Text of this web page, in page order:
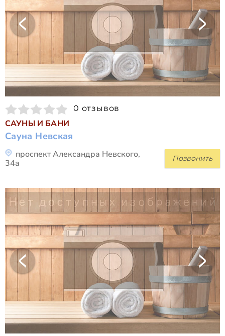
0 отзывов
САУНЫ И БАНИ
Сауна Невская
Позвонить
проспект Александра Невского,
34а